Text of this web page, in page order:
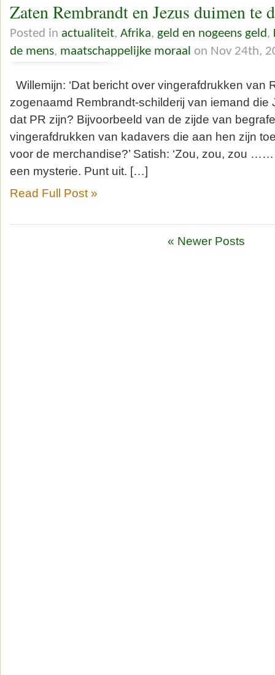
Zaten Rembrandt en Jezus duimen te
Posted in actualiteit, Afrika, geld en nogeens geld,
de mens, maatschappelijke moraal on Nov 24th,
Willemijn: ‘Dat bericht over vingerafdrukken van
zogenaamd Rembrandt-schilderij van iemand die
dat PR zijn? Bijvoorbeeld van de zijde van
vingerafdrukken van kadavers die aan hen zijn
voor de merchandise?’ Satish: ‘Zou, zou, zou
een mysterie. Punt uit. […]
Read Full Post »
« Newer Posts